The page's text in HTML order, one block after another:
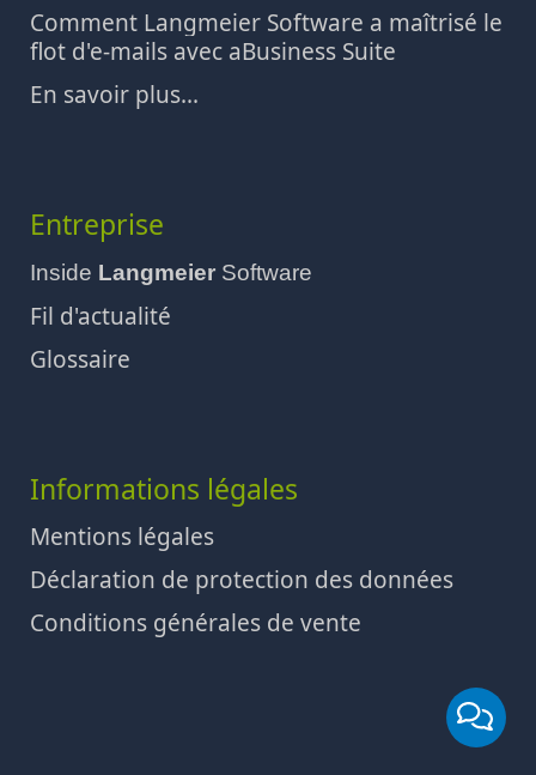
Comment Langmeier Software a maîtrisé le
flot d'e-mails avec aBusiness Suite
En savoir plus...
Entreprise
Inside Langmeier Software
Fil d'actualité
Glossaire
Informations légales
Mentions légales
Déclaration de protection des données
Conditions générales de vente